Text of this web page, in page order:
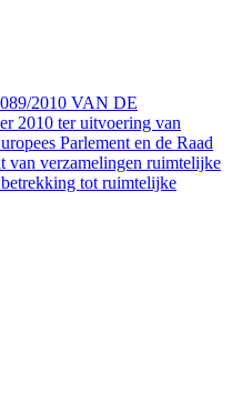
2010 VAN DE
2010 ter uitvoering van
Parlement en de Raad
van verzamelingen ruimtelijke
betrekking tot ruimtelijke